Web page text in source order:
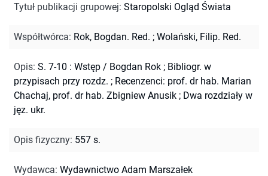
Tytuł publikacji grupowej: Staropolski Ogląd Świata
Współtwórca: Rok, Bogdan. Red. ; Wolański, Filip. Red.
Opis: S. 7-10 : Wstęp / Bogdan Rok ; Bibliogr. w
przypisach przy rozdz. ; Recenzenci: prof. dr hab. Marian
Chachaj, prof. dr hab. Zbigniew Anusik ; Dwa rozdziały w
jęz. ukr.
Opis fizyczny: 557 s.
Wydawca: Wydawnictwo Adam Marszałek